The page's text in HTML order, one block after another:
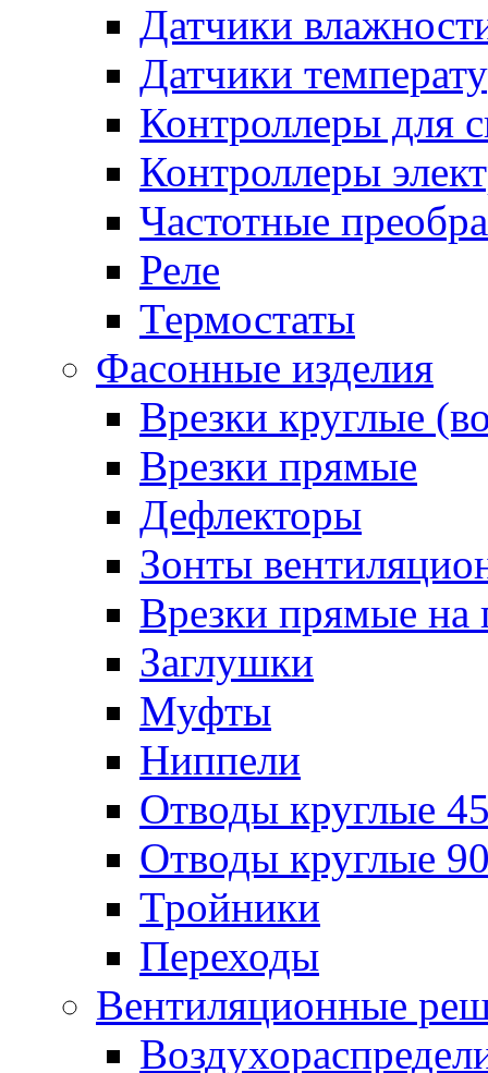
Датчики
Датчики
Контроллеры для
Контроллеры
Частотные
Реле
Термостаты
Фасонные изделия
Врезки круглые
Врезки прямые
Дефлекторы
Зонты
Врезки прямые на
Заглушки
Муфты
Ниппели
Отводы круглые
Отводы круглые
Тройники
Переходы
Вентиляционные